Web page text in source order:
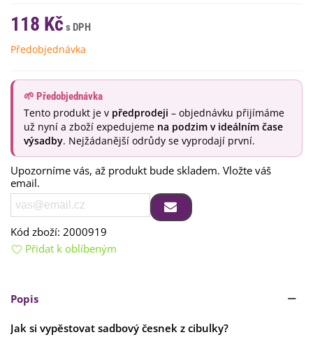
118 Kč
Předobjednávka
🌱 Předobjednávka
Tento produkt je v předprodeji – objednávku přijímáme
už nyní a zboží expedujeme na podzim v ideálním čase
výsadby. Nejžádanější odrůdy se vyprodají první.
Upozorníme vás, až produkt bude skladem. Vložte váš
email.
Kód zboží: 2000919
Přidat k oblíbeným
Popis
Jak si vypěstovat sadbový česnek z cibulky?